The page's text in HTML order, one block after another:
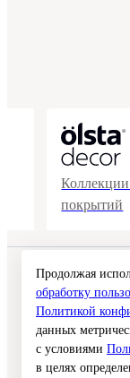
покрытий
Продолжая
обработку
Политикой
данных
с условиями
в целях